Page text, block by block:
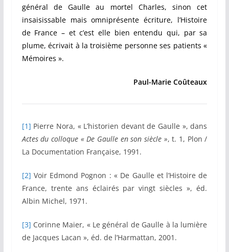
général de Gaulle au mortel Charles, sinon cet
insaisissable mais omniprésente écriture, l’Histoire
de France – et c’est elle bien entendu qui, par sa
plume, écrivait à la troisième personne ses patients «
Mémoires ».
Paul-Marie Coûteaux
[1] Pierre Nora, « L’historien devant de Gaulle », dans
Actes du colloque « De Gaulle en son siècle », t. 1, Plon /
La Documentation Française, 1991.
[2] Voir Edmond Pognon : « De Gaulle et l’Histoire de
France, trente ans éclairés par vingt siècles », éd.
Albin Michel, 1971.
[3] Corinne Maier, « Le général de Gaulle à la lumière
de Jacques Lacan », éd. de l’Harmattan, 2001.